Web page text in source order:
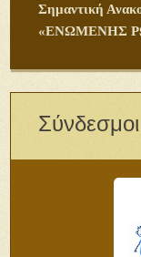
Σημαντική
«ΕΝΩΜΕΝΗΣ
Σύνδεσμοι